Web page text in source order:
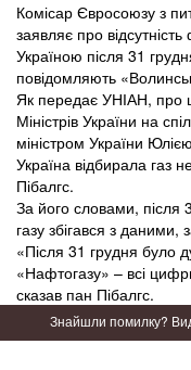
Комісар Євросоюзу з
заявляє про
Україною після 31
повідомляють
Як передає УНІАН, про
Міністрів України на
міністром України
Україна відбирала газ
Пібалгс.
За його словами, після
газу збігався з даними,
«Після 31 грудня було
«Нафтогазу» – всі
сказав пан Пібалгс.
Знайшли помилку?